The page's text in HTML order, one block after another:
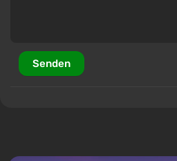
Senden